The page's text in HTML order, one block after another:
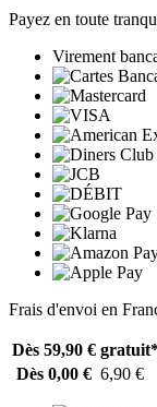
Payez en toute
Virement
Frais d'envoi en
Dès 59,90 €
Dès 0,00 € 6,90 €